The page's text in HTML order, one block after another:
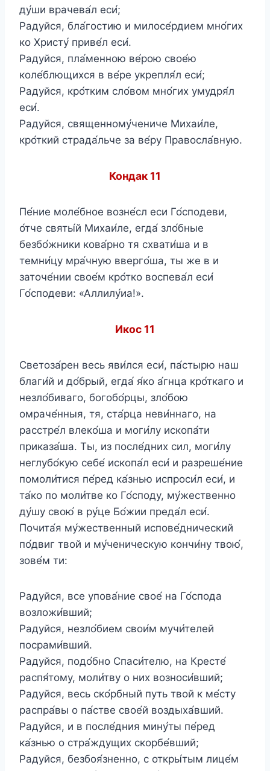
ду́ши врачева́л еси́;
Радуйся, бла́гостию и милосе́рдием мно́гих
ко Христу́ приве́л еси́.
Радуйся, пла́менною ве́рою свое́ю
коле́блющихся в ве́ре укрепля́л еси́;
Радуйся, кро́тким сло́вом мно́гих умудря́л
еси́.
Радуйся, священному́чениче Михаи́ле,
кро́ткий страда́льче за ве́ру Правосла́вную.
Кондак 11
Пе́ние моле́бное возне́сл еси Го́сподеви,
о́тче святы́й Михаи́ле, егда́ зло́бные
безбо́жники кова́рно тя схвати́ша и в
темни́цу мра́чную вверго́ша, ты же в и
заточе́нии свое́м кро́тко воспева́л еси́
Го́сподеви: «Аллилу́иа!».
Икос 11
Светоза́рен весь яви́лся еси́, па́стырю наш
благи́й и до́брый, егда́ я́ко а́гнца кро́ткаго и
незло́биваго, богобо́рцы, зло́бою
омраче́нныя, тя, ста́рца неви́ннаго, на
расстре́л влеко́ша и моги́лу ископа́ти
приказа́ша. Ты, из после́дних сил, моги́лу
неглубо́кую себе́ ископа́л еси́ и разреше́ние
помоли́тися пе́ред ка́знью испроси́л еси́, и
та́ко по моли́тве ко Го́споду, му́жественно
ду́шу свою́ в ру́це Бо́жии преда́л еси́.
Почита́я му́жественный испове́днический
по́двиг твой и му́ченическую кончи́ну твою́,
зове́м ти:
Радуйся, все упова́ние свое́ на Го́спода
возложи́вший;
Радуйся, незло́бием свои́м мучи́телей
посрами́вший.
Радуйся, подо́бно Спаси́телю, на Кресте́
распя́тому, моли́тву о них возноси́вший;
Радуйся, весь ско́рбный путь твой к ме́сту
распра́вы о па́стве свое́й воздыха́вший.
Радуйся, и в после́дния мину́ты пе́ред
ка́знью о стра́ждущих скорбе́вший;
Радуйся, безбоя́зненно, с откры́тым лице́м